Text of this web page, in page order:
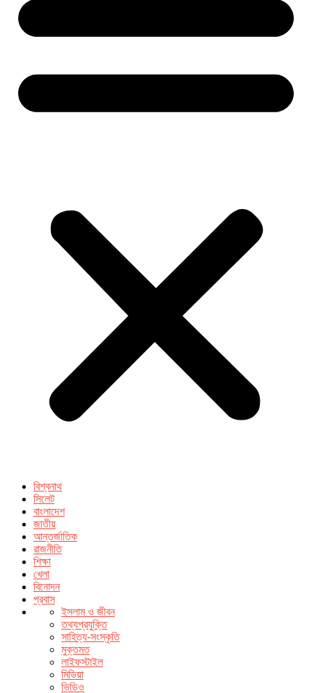
বিশ্বনাথ
সিলেট
বাংলাদেশ
জাতীয়
আন্তর্জাতিক
রাজনীতি
শিক্ষা
খেলা
বিনোদন
প্রবাস
ইসলাম ও জীবন
তথ্যপ্রযুক্তি
সাহিত্য-সংস্কৃতি
মুক্তমত
লাইফস্টাইল
মিডিয়া
ভিডিও